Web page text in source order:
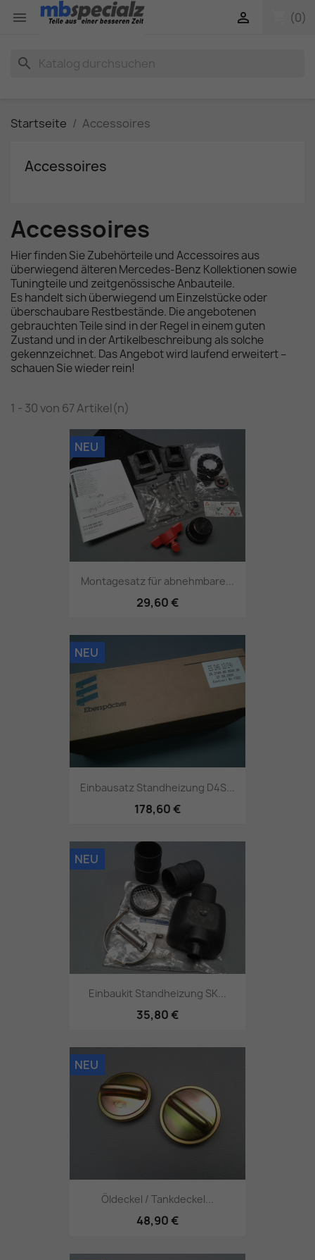
 (0)

search
Startseite Accessoires
Accessoires
Accessoires
Hier finden Sie Zubehörteile und Accessoires aus
überwiegend älteren Mercedes-Benz Kollektionen sowie
Tuningteile und zeitgenössische Anbauteile.
Es handelt sich überwiegend um Einzelstücke oder
überschaubare Restbestände. Die angebotenen
gebrauchten Teile sind in der Regel in einem guten
Zustand und in der Artikelbeschreibung als solche
gekennzeichnet. Das Angebot wird laufend erweitert –
schauen Sie wieder rein!
1 - 30 von 67 Artikel(n)
Montagesatz für abnehmbare...
29,60 €
NEU
Einbausatz Standheizung D4S...
178,60 €
NEU
Einbaukit Standheizung SK...
35,80 €
NEU
Öldeckel / Tankdeckel...
48,90 €
NEU